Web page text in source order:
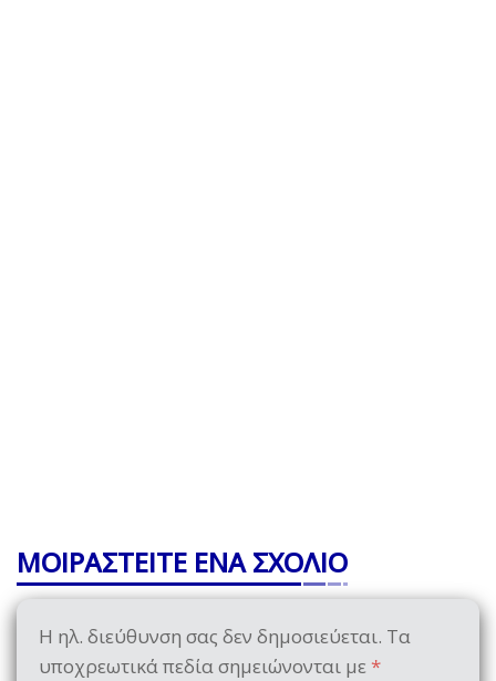
ΜΟΙΡΑΣΤΕΙΤΕ ΕΝΑ ΣΧΟΛΙΟ
Η ηλ. διεύθυνση σας δεν δημοσιεύεται. Τα
υποχρεωτικά πεδία σημειώνονται με *